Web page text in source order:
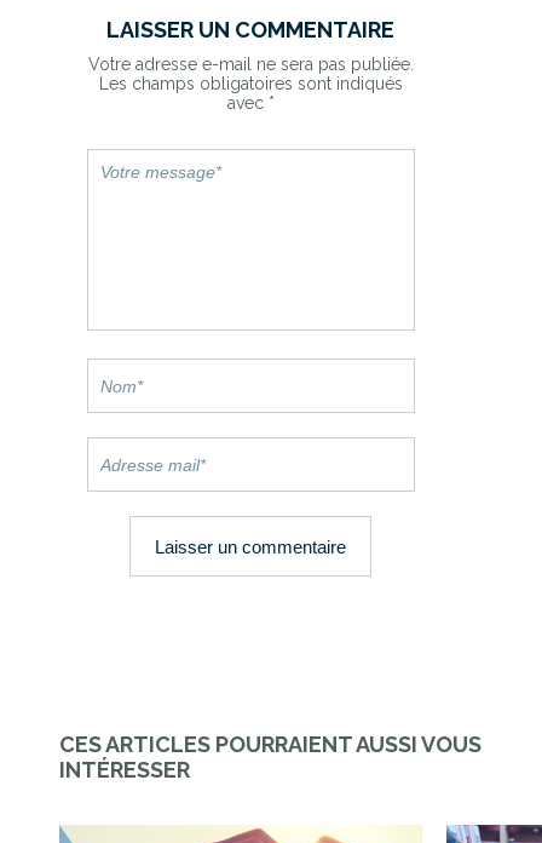
LAISSER UN COMMENTAIRE
Votre adresse e-mail ne sera pas publiée.
Les champs obligatoires sont indiqués
avec *
CES ARTICLES POURRAIENT AUSSI VOUS
INTÉRESSER